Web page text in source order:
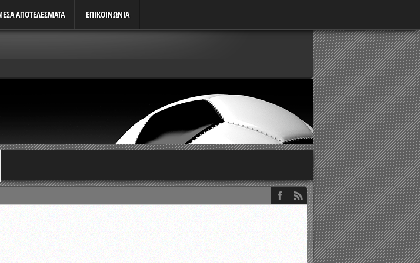
ΑΠΟΤΕΛΕΣΜΑΤΑ ΕΠΙΚΟΙΝΩΝΙΑ
δοκιμασιών διαιτητών και παρατηρητών ΕΠΣΑ